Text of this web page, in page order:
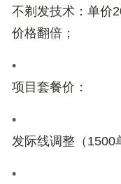
不剃发技术：单价
价格翻倍；
•
项目套餐价 ：
•
发际线调整（1500
•